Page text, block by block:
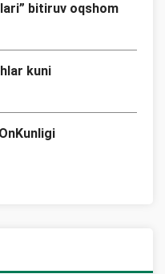
bitiruv oqshom
kuni